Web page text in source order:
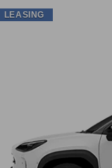
LEASING